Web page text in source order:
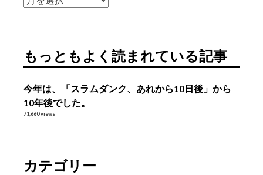
ブ
もっともよく読まれている記事
今年は、「スラムダンク、あれから10日後」から
10年後でした。
71,660 views
カテゴリー